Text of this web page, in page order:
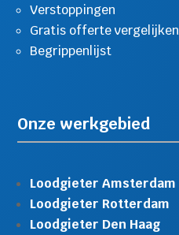
Verstoppingen
Gratis offerte vergelijken
Begrippenlijst
Onze werkgebied
Loodgieter Amsterdam
Loodgieter Rotterdam
Loodgieter Den Haag